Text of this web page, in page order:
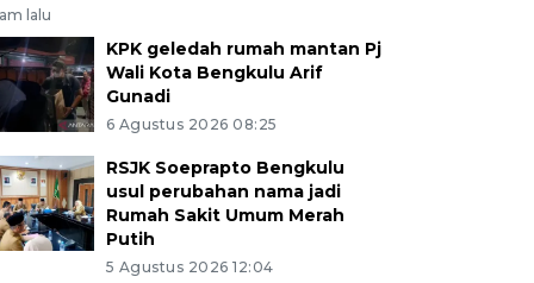
lalu
KPK geledah rumah mantan Pj
Wali Kota Bengkulu Arif
Gunadi
6 Agustus 2026 08:25
RSJK Soeprapto Bengkulu
usul perubahan nama jadi
Rumah Sakit Umum Merah
Putih
5 Agustus 2026 12:04